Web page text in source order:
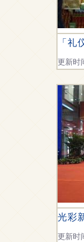
「
更新时
光彩
更新时